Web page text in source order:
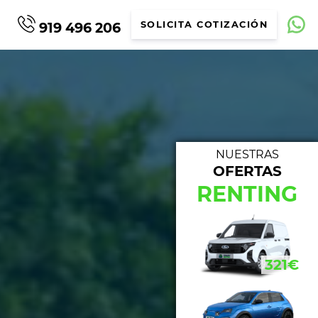
919 496 206 SOLICITA COTIZACIÓN
562€
NUESTRAS
OFERTAS
RENTING
321€